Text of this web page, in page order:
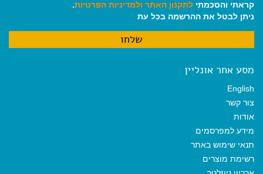
קראתי והסכמתי לתקנון האתר ולמדיניות הפרטיות.
ניתן לבטל את ההרשמה בכל עת
מסע אחר אונליין
English
צור קשר
אודות
מידע למפרסמים
תנאי שימוש באתר
רשימת מוצרים